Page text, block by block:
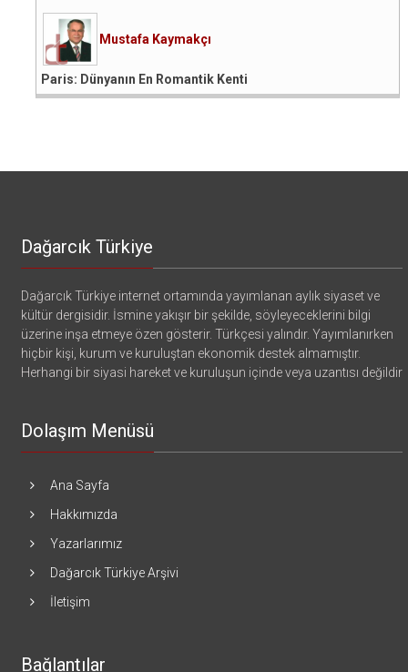
Mustafa Kaymakçı
Paris: Dünyanın En Romantik Kenti
Dağarcık Türkiye
Dağarcık Türkiye internet ortamında yayımlanan aylık siyaset ve
kültür dergisidir. İsmine yakışır bir şekilde, söyleyeceklerini bilgi
üzerine inşa etmeye özen gösterir. Türkçesi yalındır. Yayımlanırken
hiçbir kişi, kurum ve kuruluştan ekonomik destek almamıştır.
Herhangi bir siyasi hareket ve kuruluşun içinde veya uzantısı değildir
Dolaşım Menüsü
Ana Sayfa
Hakkımızda
Yazarlarımız
Dağarcık Türkiye Arşivi
İletişim
Bağlantılar